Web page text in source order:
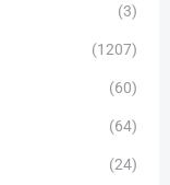
(3)
(1207)
(60)
(64)
(24)